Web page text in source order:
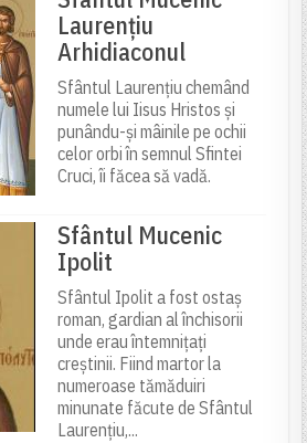
Laurențiu
Arhidiaconul
Sfântul Laurențiu chemând
numele lui Iisus Hristos și
punându-și mâinile pe ochii
celor orbi în semnul Sfintei
Cruci, îi făcea să vadă.
Sfântul Mucenic
Ipolit
Sfântul Ipolit a fost ostaș
roman, gardian al închisorii
unde erau întemnițați
creștinii. Fiind martor la
numeroase tămăduiri
minunate făcute de Sfântul
Laurențiu,...